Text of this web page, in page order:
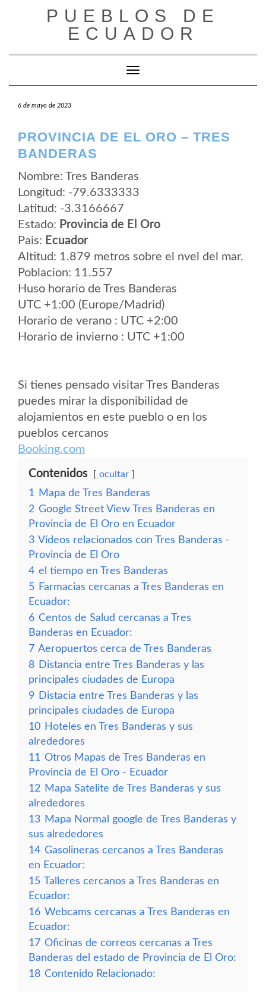
PUEBLOS DE
ECUADOR
Cambiar modo de navegación
6 de mayo de 2023
PROVINCIA DE EL ORO – TRES
BANDERAS
Nombre: Tres Banderas
Longitud: -79.6333333
Latitud: -3.3166667
Estado: Provincia de El Oro
Pais: Ecuador
Altitud: 1.879 metros sobre el nvel del mar.
Poblacion: 11.557
Huso horario de Tres Banderas
UTC +1:00 (Europe/Madrid)
Horario de verano : UTC +2:00
Horario de invierno : UTC +1:00
Si tienes pensado visitar Tres Banderas
puedes mirar la disponibilidad de
alojamientos en este pueblo o en los
pueblos cercanos
Booking.com
Contenidos ocultar
1
Mapa de Tres Banderas
2 Google Street View Tres Banderas en
Provincia de El Oro en Ecuador
3 Vídeos relacionados con Tres Banderas -
Provincia de El Oro
4 el tiempo en Tres Banderas
5 Farmacias cercanas a Tres Banderas en
Ecuador:
6 Centos de Salud cercanas a Tres
Banderas en Ecuador:
7 Aeropuertos cerca de Tres Banderas
8 Distancia entre Tres Banderas y las
principales ciudades de Europa
9 Distacia entre Tres Banderas y las
principales ciudades de Europa
10 Hoteles en Tres Banderas y sus
alrededores
11 Otros Mapas de Tres Banderas en
Provincia de El Oro - Ecuador
12 Mapa Satelite de Tres Banderas y sus
alrededores
13 Mapa Normal google de Tres Banderas y
sus alrededores
14 Gasolineras cercanos a Tres Banderas
en Ecuador:
15 Talleres cercanos a Tres Banderas en
Ecuador:
16 Webcams cercanas a Tres Banderas en
Ecuador:
17 Oficinas de correos cercanas a Tres
Banderas del estado de Provincia de El Oro:
18 Contenido Relacionado: